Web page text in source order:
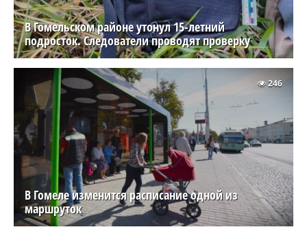
В Гомельском районе утонул 15-летний
подросток. Следователи проводят проверку
В Гомеле изменится расписание одной из
маршруток
246